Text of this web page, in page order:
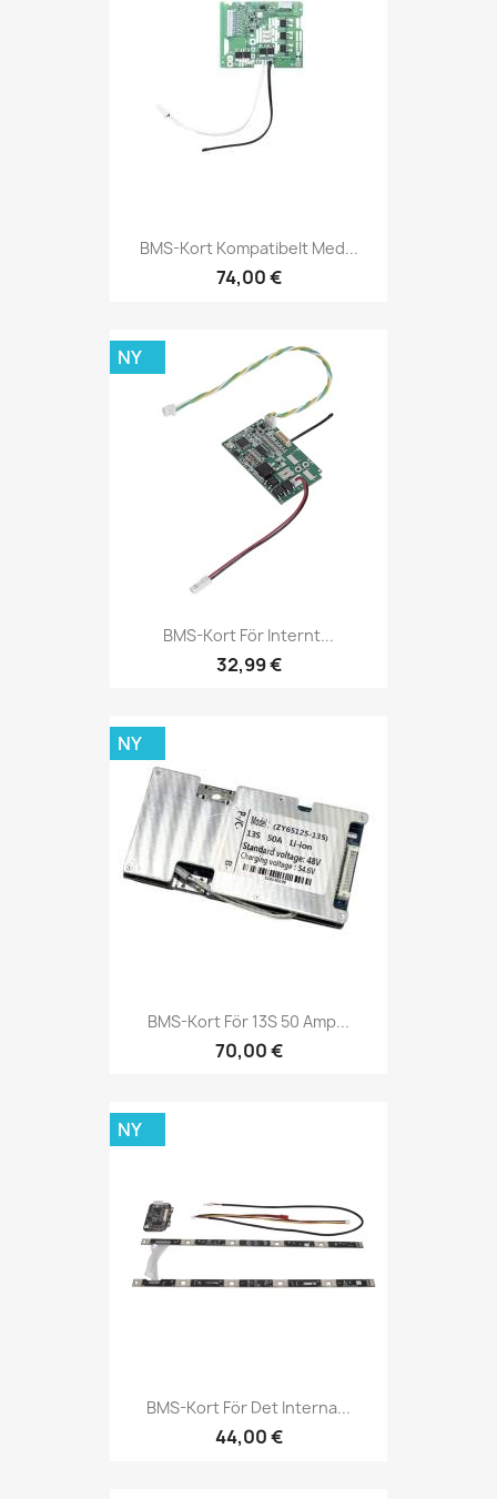
BMS-Kort Kompatibelt Med...
74,00 €
BMS-Kort För Internt...
32,99 €
NY
BMS-Kort För 13S 50 Amp...
70,00 €
NY
BMS-Kort För Det Interna...
44,00 €
NY